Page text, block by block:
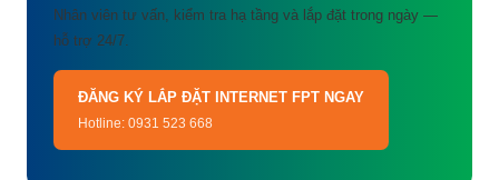
Nhân viên tư vấn, kiểm tra hạ tầng và lắp đặt trong ngày —
hỗ trợ 24/7.
ĐĂNG KÝ LẮP ĐẶT INTERNET FPT NGAY
Hotline: 0931 523 668